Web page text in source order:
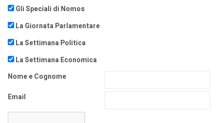
Gli Speciali di Nomos
La Giornata Parlamentare
La Settimana Politica
La Settimana Economica
Nome e Cognome
Email